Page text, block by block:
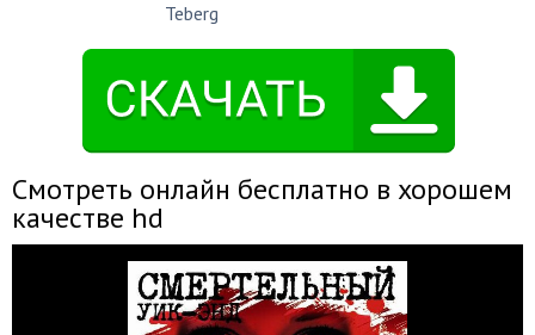
Teberg
Смотреть онлайн бесплатно в хорошем
качестве hd